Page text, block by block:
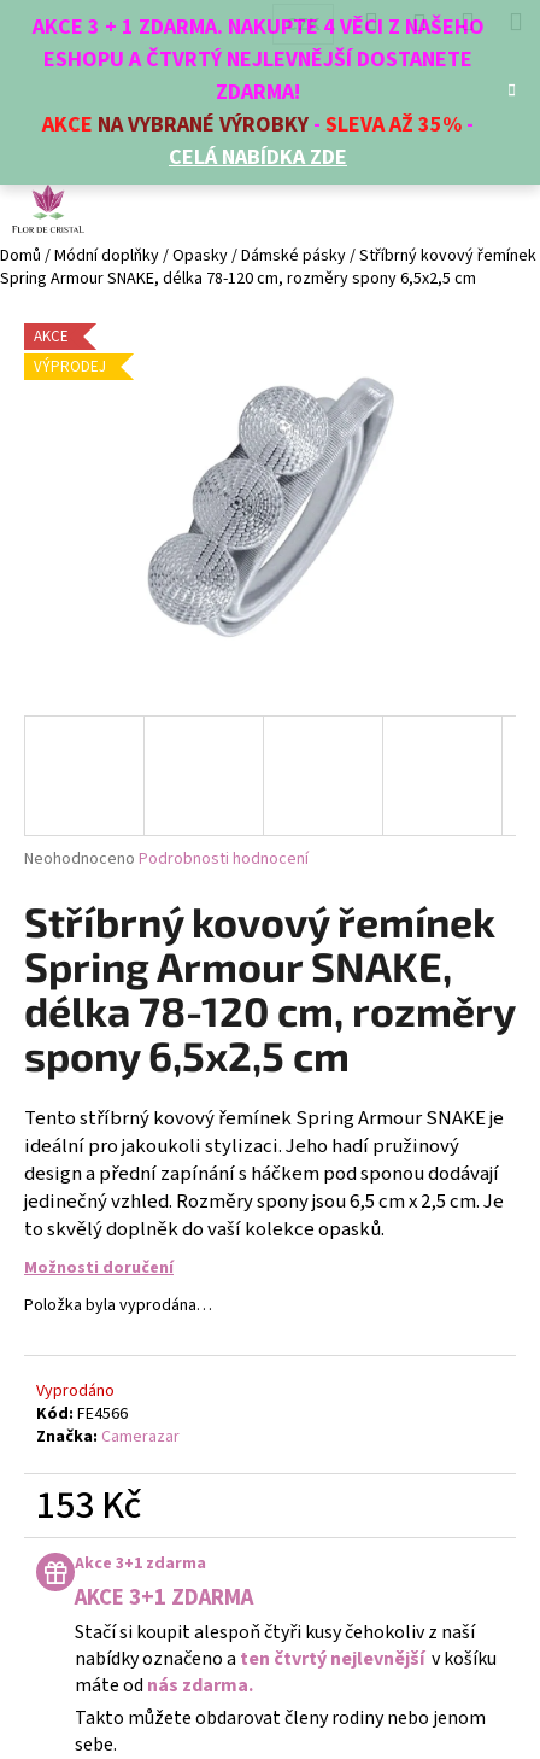
AKCE 3 + 1 ZDARMA. NAKUPTE 4 VĚCI Z NAŠEHO
ESHOPU A ČTVRTÝ NEJLEVNĚJŠÍ DOSTANETE
ZDARMA!
AKCE NA VYBRANÉ VÝROBKY - SLEVA AŽ 35% -
CELÁ NABÍDKA ZDE
CZK HledatPřihlášení
Domů /Módní doplňky/Opasky/Dámské pásky/Stříbrný kovový řemínek
Spring Armour SNAKE, délka 78-120 cm, rozměry spony 6,5x2,5 cm
Průměrné
produktu
je
0,0
z
hvězdiček.
Neohodnoceno Podrobnosti hodnocení
Stříbrný kovový řemínek
Spring Armour SNAKE,
délka 78-120 cm, rozměry
spony 6,5x2,5 cm
Tento stříbrný kovový řemínek Spring Armour SNAKE je
ideální pro jakoukoli stylizaci. Jeho hadí pružinový
design a přední zapínání s háčkem pod sponou dodávají
jedinečný vzhled. Rozměry spony jsou 6,5 cm x 2,5 cm. Je
to skvělý doplněk do vaší kolekce opasků.
Možnosti doručení
Položka byla vyprodána…
Vyprodáno
Kód: FE4566
Značka: Camerazar
153 Kč
Měrná
cena:Akce 3+1 zdarma
AKCE 3+1 ZDARMA
Stačí si koupit alespoň čtyři kusy čehokoliv z naší
nabídky označeno a ten čtvrtý nejlevnější v košíku
máte od nás zdarma.
Takto můžete obdarovat členy rodiny nebo jenom
sebe.
AKCE
VÝPRODEJ
Zpět
Zpět
p
o
t
ř
e
b
u
D
o
p
o
r
u
u
j
e
m
e
STAN
-
BÍLÝ
566